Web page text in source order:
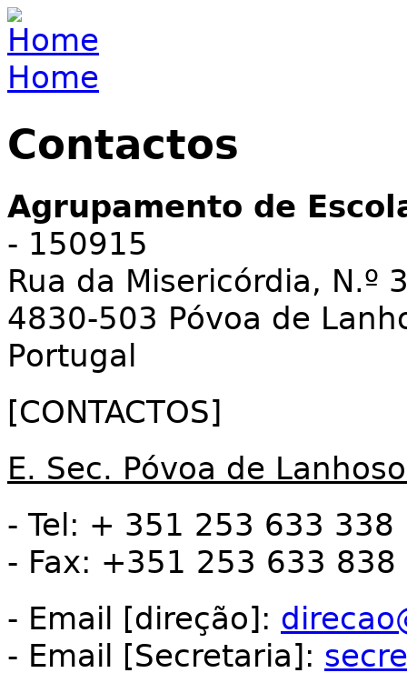
Jump to navigation
You are here
Home
Contactos
Agrupamento de
- 150915
Rua da Misericórdia, N.º
4830-503 Póvoa de
Portugal
[CONTACTOS]
E. Sec. Póvoa de
- Tel: + 351 253 633 338
- Fax: +351 253 633 838
- Email [direção]:
- Email [Secretaria]: